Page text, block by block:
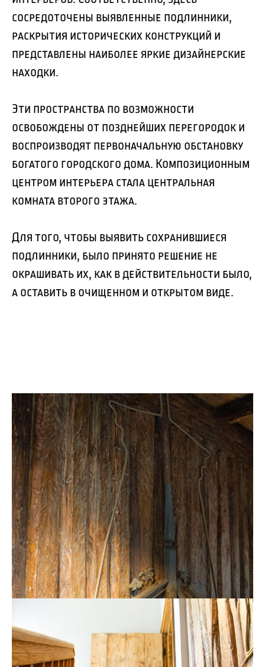
сосредоточены выявленные подлинники,
раскрытия исторических конструкций и
представлены наиболее яркие дизайнерские
находки.
Эти пространства по возможности
освобождены от позднейших перегородок и
воспроизводят первоначальную обстановку
богатого городского дома. Композиционным
центром интерьера стала центральная
комната второго этажа.
Для того, чтобы выявить сохранившиеся
подлинники, было принято решение не
окрашивать их, как в действительности было,
а оставить в очищенном и открытом виде.